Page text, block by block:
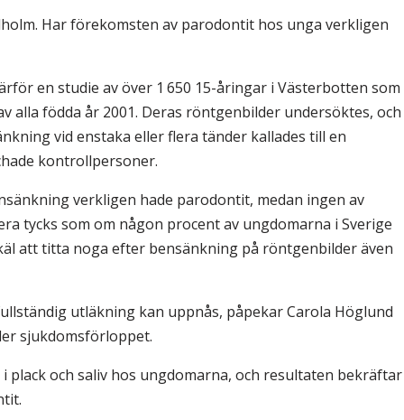
Har förekomsten av parodontit hos unga verkligen
en studie av över 1 650 15-åringar i Västerbotten som
alla födda år 2001. Deras röntgenbilder undersöktes, och
vid enstaka eller flera tänder kallades till en
kontrollpersoner.
verkligen hade parodontit, medan ingen av
tycks som om någon procent av ungdomarna i Sverige
att titta noga efter bensänkning på röntgenbilder även
utläkning kan uppnås, påpekar Carola Höglund
sjukdomsförloppet.
plack och saliv hos ungdomarna, och resultaten bekräftar